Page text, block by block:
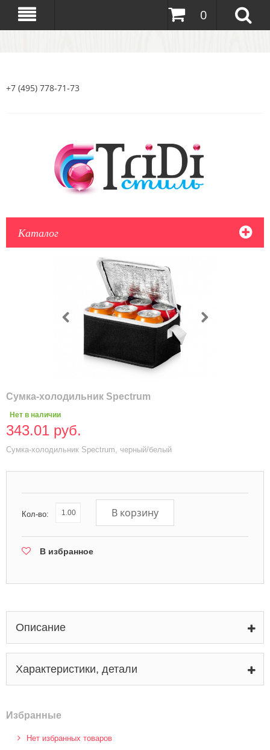
0
+7 (495) 778-71-73
Каталог
Сумка-холодильник Spectrum
Нет в наличии
343.01 руб.
Сумка-холодильник Spectrum, черный/белый
Кол-во: В корзину
В избранное
Описание
Характеристики, детали
Избранные
Нет избранных товаров